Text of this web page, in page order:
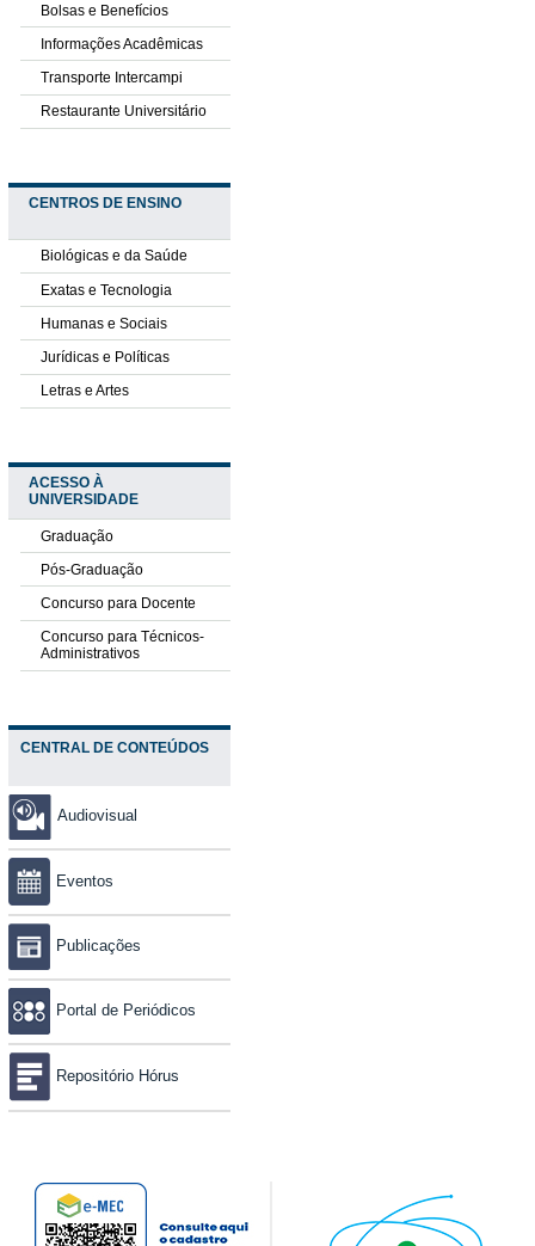
Bolsas e Benefícios
Informações Acadêmicas
Transporte Intercampi
Restaurante Universitário
CENTROS DE ENSINO
Biológicas e da Saúde
Exatas e Tecnologia
Humanas e Sociais
Jurídicas e Políticas
Letras e Artes
ACESSO À
UNIVERSIDADE
Graduação
Pós-Graduação
Concurso para Docente
Concurso para Técnicos-
Administrativos
CENTRAL DE CONTEÚDOS
Audiovisual
Eventos
Publicações
Portal de Periódicos
Repositório Hórus